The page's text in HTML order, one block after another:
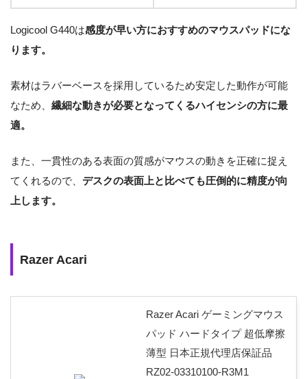
Logicool G440は感度が早い方におすすめのマウスパッドにな
ります。
素材はラバーベースを採用しているため安定した動作が可能
なため、 繊細な動きが必要となってくるハイセンシの方に最
適。
また、一貫性のある表面の質感がマウスの動きを正確に捉え
てくれるので、 デスクの表面上と比べても圧倒的に精度が向
上します。
Razer Acari
Razer Acari ゲーミングマウス
パッド ハードタイプ 超低摩擦
薄型 日本正規代理店保証品
RZ02-03310100-R3M1